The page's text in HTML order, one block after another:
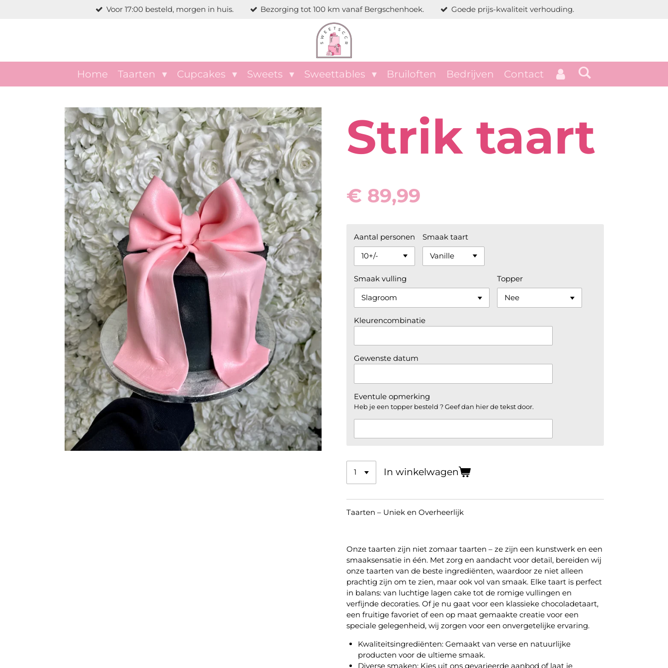
Voor 17:00 besteld, morgen in huis. Bezorging tot 100 km vanaf Bergschenhoek. Goede prijs-kwaliteit verhouding.
Home Taarten Cupcakes Sweets Sweettables Bruiloften Bedrijven Contact
Strik taart
€ 89,99
Aantal personen Smaak taart
Smaak vulling Topper
Kleurencombinatie
Gewenste datum
Eventule opmerking
Heb je een topper besteld ? Geef dan hier de tekst door.
In winkelwagen
Taarten – Uniek en Overheerlijk
Onze taarten zijn niet zomaar taarten – ze zijn een kunstwerk en een
smaaksensatie in één. Met zorg en aandacht voor detail, bereiden wij
onze taarten van de beste ingrediënten, waardoor ze niet alleen
prachtig zijn om te zien, maar ook vol van smaak. Elke taart is perfect
in balans: van luchtige lagen cake tot de romige vullingen en
verfijnde decoraties. Of je nu gaat voor een klassieke chocoladetaart,
een fruitige favoriet of een op maat gemaakte creatie voor een
speciale gelegenheid, wij zorgen voor een onvergetelijke ervaring.
Kwaliteitsingrediënten:Gemaakt van verse en natuurlijke
producten voor de ultieme smaak.
Diverse smaken:Kies uit ons gevarieerde aanbod of laat je